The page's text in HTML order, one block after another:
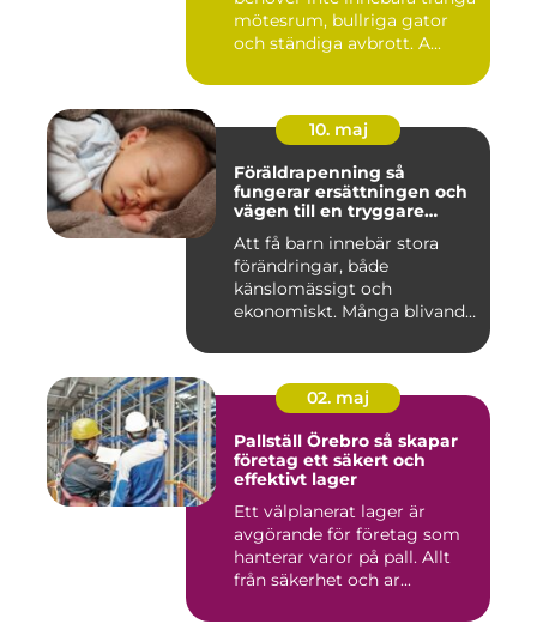
mötesrum, bullriga gator
och ständiga avbrott. A...
10. maj
Föräldrapenning så
fungerar ersättningen och
vägen till en tryggare
Att få barn innebär stora
förändringar, både
känslomässigt och
ekonomiskt. Många blivande
02. maj
Pallställ Örebro så skapar
företag ett säkert och
effektivt lager
Ett välplanerat lager är
avgörande för företag som
hanterar varor på pall. Allt
från säkerhet och ar...